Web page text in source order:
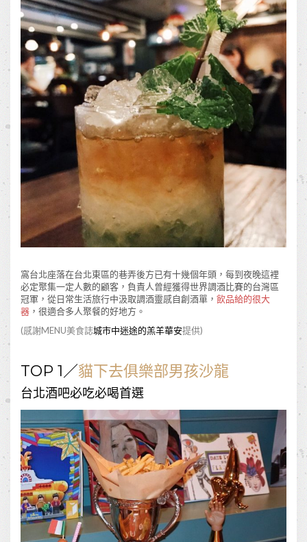
窩台北座落在台北東區的巷弄後方已有十幾個年頭，每到夜晚這裡
必定聚集一定人數的顧客，負責人曾經獲得世界調酒比賽的台灣區
冠軍，從日常生活旅行中汲取調酒靈感自創酒單， 飲品給的很大
器 ，很適合多人聚餐的好地方。
(感謝MENU美食誌城市中迷途的羔羊華安提供)
TOP 1／貓下去俱樂部男孩沙龍
台北酒吧必吃必喝首選